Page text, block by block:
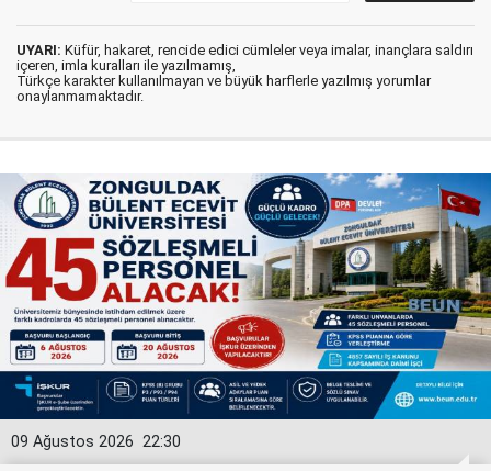
UYARI: Küfür, hakaret, rencide edici cümleler veya imalar, inançlara saldırı
içeren, imla kuralları ile yazılmamış,
Türkçe karakter kullanılmayan ve büyük harflerle yazılmış yorumlar
onaylanmamaktadır.
22:30
09 Ağustos 2026